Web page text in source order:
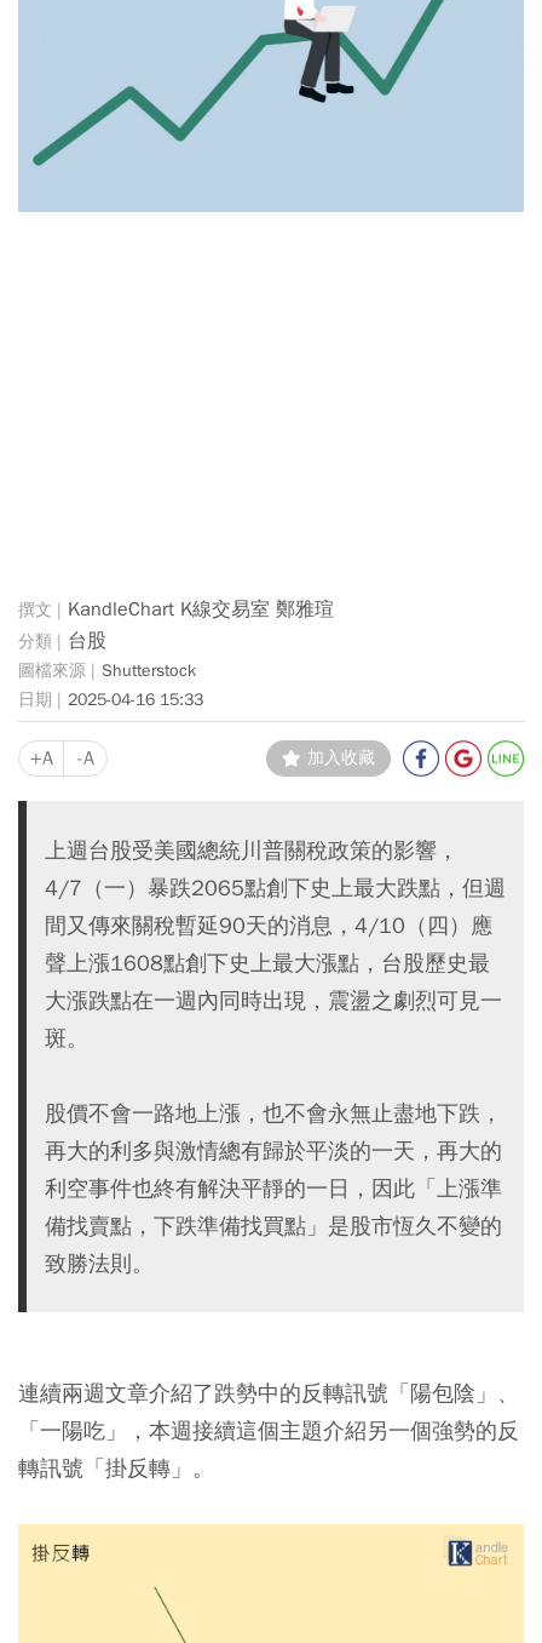
KandleChart K線交易室 鄭雅瑄
台股
Shutterstock
2025-04-16 15:33
+A -A 加入收藏
上週台股受美國總統川普關稅政策的影響，
4/7（一）暴跌2065點創下史上最大跌點，但週
間又傳來關稅暫延90天的消息，4/10（四）應
聲上漲1608點創下史上最大漲點，台股歷史最
大漲跌點在一週內同時出現，震盪之劇烈可見一
斑。
股價不會一路地上漲，也不會永無止盡地下跌，
再大的利多與激情總有歸於平淡的一天，再大的
利空事件也終有解決平靜的一日，因此「上漲準
備找賣點，下跌準備找買點」是股市恆久不變的
致勝法則。
連續兩週文章介紹了跌勢中的反轉訊號「陽包陰」、
「一陽吃」，本週接續這個主題介紹另一個強勢的反
轉訊號「掛反轉」。